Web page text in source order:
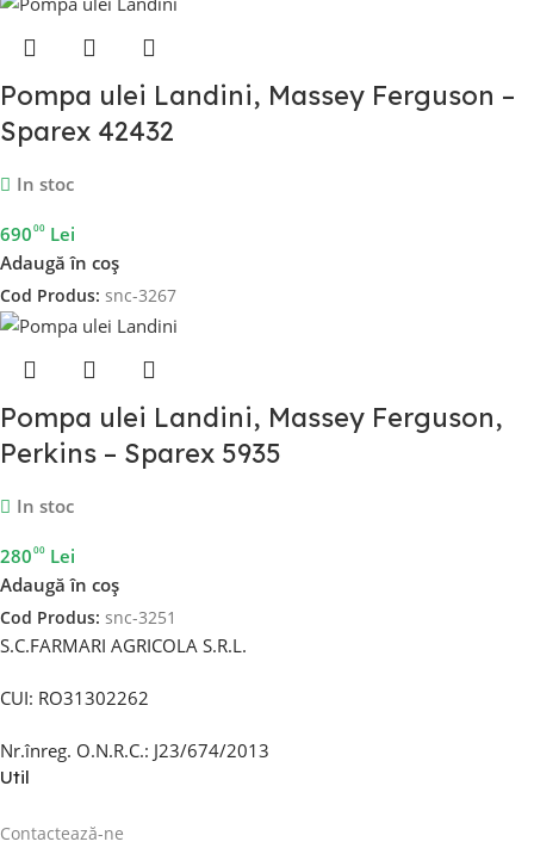
Pompa ulei Landini, Massey Ferguson –
Sparex 42432
In stoc
69000 Lei
Adaugă în coș
Cod Produs: snc-3267
Pompa ulei Landini, Massey Ferguson,
Perkins – Sparex 5935
In stoc
28000 Lei
Adaugă în coș
Cod Produs: snc-3251
S.C.FARMARI AGRICOLA S.R.L.
CUI: RO31302262
Nr.înreg. O.N.R.C.: J23/674/2013
Util
Contactează-ne